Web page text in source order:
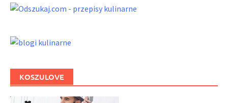
KOSZULOVE